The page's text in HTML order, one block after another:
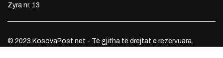
Zyra nr. 13
© 2023 KosovaPost.net - Të gjitha të drejtat e rezervuara.